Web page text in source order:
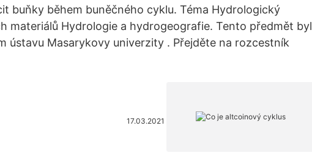
buňky během buněčného cyklu. Téma Hydrologický
materiálů Hydrologie a hydrogeografie. Tento předmět byl
ústavu Masarykovy univerzity . Přejděte na rozcestník
17.03.2021